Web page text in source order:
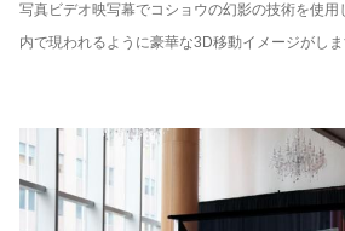
写真ビデオ映写幕でコショウの幻影の技術を使
内で現われるように豪華な3D移動イメージがしま